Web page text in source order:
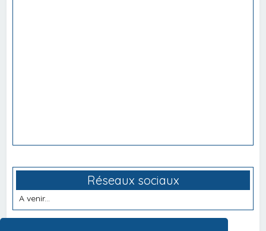
Réseaux sociaux
A venir...